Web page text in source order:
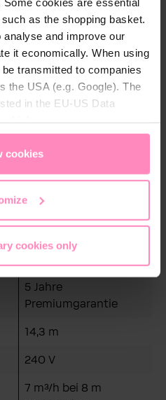
as the shopping basket.
and improve our
it economically. When using
transmitted to companies
the USA (e.g. Google). The
in the EU-US Data
You canaccept all
cookies
setting at any time in
cookies
cookies only
infinity-i-
5 Jahre
Premiumgarantie
14,3 m
240 V
7 m³/h bei 8 m